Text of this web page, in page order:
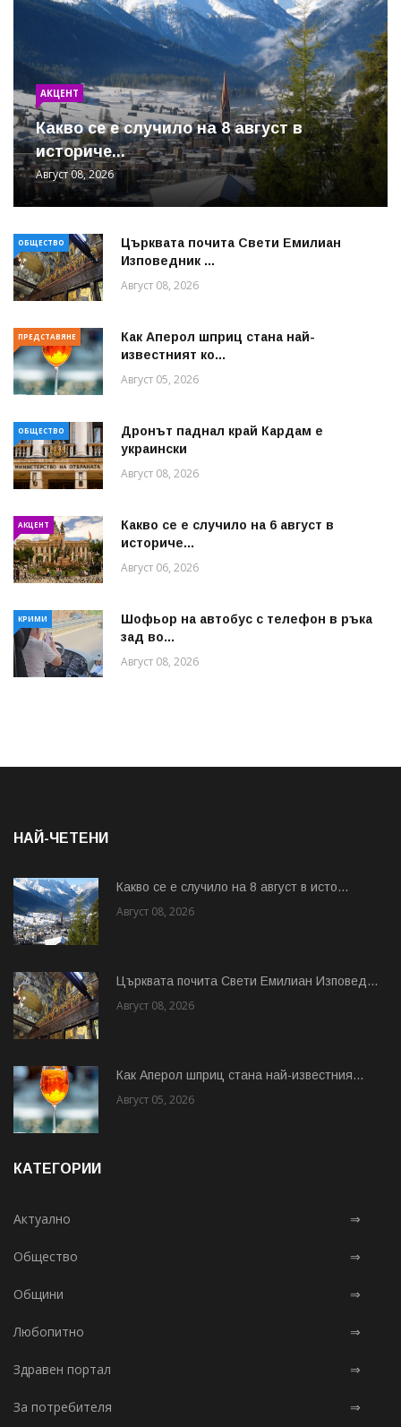
АКЦЕНТ
Какво се е случило на 8 август в
историче...
Август 08, 2026
ОБЩЕСТВО
Църквата почита Свeти Емилиан
Изповедник ...
Август 08, 2026
ПРЕДСТАВЯНЕ
Как Аперол шприц стана най-
известният ко...
Август 05, 2026
ОБЩЕСТВО
Дронът паднал край Кардам е
украински
Август 08, 2026
АКЦЕНТ
Какво се е случило на 6 август в
историче...
Август 06, 2026
КРИМИ
Шофьор на автобус с телефон в ръка
зад во...
Август 08, 2026
НАЙ-ЧЕТЕНИ
Какво се е случило на 8 август в исто...
Август 08, 2026
Църквата почита Свeти Емилиан Изповед...
Август 08, 2026
Как Аперол шприц стана най-известния...
Август 05, 2026
КАТЕГОРИИ
Актуално ⇒
Общество ⇒
Общини ⇒
Любопитно ⇒
Здравен портал ⇒
За потребителя ⇒